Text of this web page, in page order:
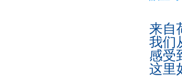
来自
我们
感受
这里